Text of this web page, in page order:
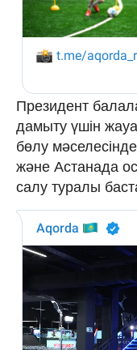
Президент
дамыту үшін
бөлу
және Астанада
салу туралы